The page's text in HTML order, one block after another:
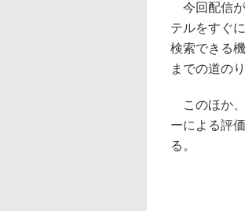
今回配信が
テルをすぐ
検索できる
までの道の
このほか、
ーによる評
る。